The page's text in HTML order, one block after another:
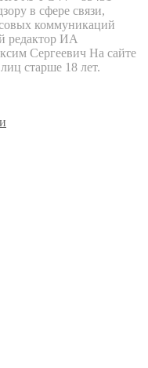
в сфере связи,
коммуникаций
редактор ИА
Сергеевич На сайте
старше 18 лет.